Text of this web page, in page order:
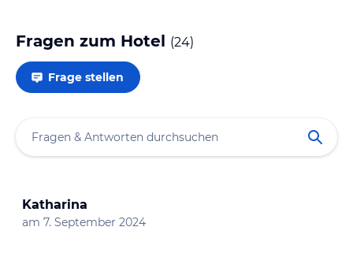
Fragen zum Hotel (24)
Frage stellen
Katharina
am 7. September 2024